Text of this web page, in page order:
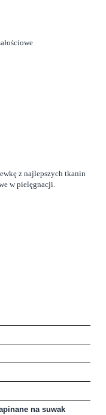
z najlepszych tkanin
w pielęgnacji.
na suwak